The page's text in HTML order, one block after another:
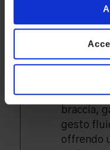
Cos’è
che
forma di
alla
sulle
braccia,
gesto
offrendo